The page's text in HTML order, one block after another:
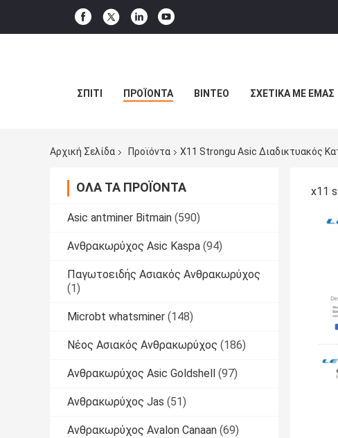
ΣΠΊΤΙ ΠΡΟΪΌΝΤΑ ΒΊΝΤΕΟ ΣΧΕΤΙΚΆ ΜΕ ΕΜΆΣ
Αρχική Σελίδα Προϊόντα X11 Strongu Asic Διαδικτυακός
ΌΛΑ ΤΑ ΠΡΟΪΌΝΤΑ
Asic antminer Bitmain (590)
Ανθρακωρύχος Asic Kaspa (94)
Παγωτοειδής Ασιακός Ανθρακωρύχος
(1)
Microbt whatsminer (148)
Νέος Ασιακός Ανθρακωρύχος (186)
Ανθρακωρύχος Asic Goldshell (97)
Ανθρακωρύχος Jas (51)
Ανθρακωρύχος Avalon Canaan (69)
x11